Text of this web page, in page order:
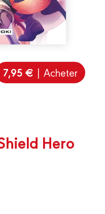
7,95 € | Acheter
Hero